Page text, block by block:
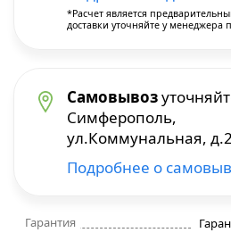
Гарантия
*Расчет является
доставки уточняйте у менеджера
Самовывоз
Симферополь,
ул.Коммунальная,
Подробнее о
Строительные фены
Фрезеры
Штроборезы
Шуруповерты и